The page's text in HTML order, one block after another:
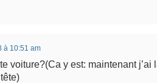
à 10:51 am
voiture?(Ca y est: maintenant j’ai